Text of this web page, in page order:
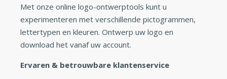
Met onze online logo-ontwerptools kunt u
experimenteren met verschillende pictogrammen,
lettertypen en kleuren. Ontwerp uw logo en
download het vanaf uw account.
Ervaren & betrouwbare klantenservice